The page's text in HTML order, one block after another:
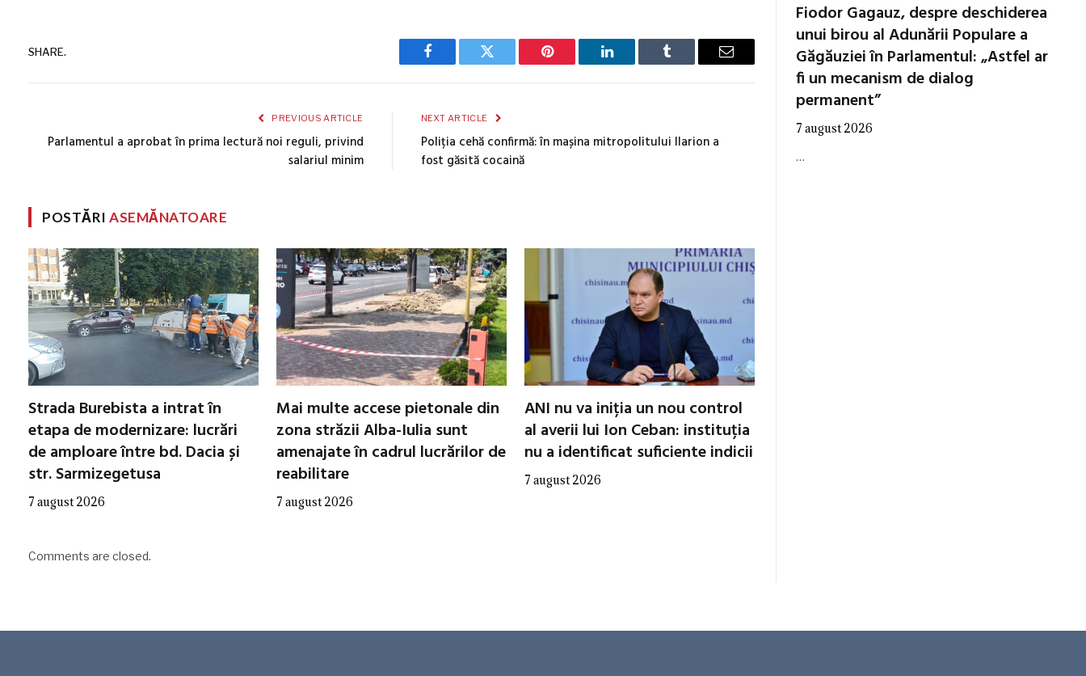
SHARE.
Facebook Twitter Pinterest LinkedIn Tumblr Email
PREVIOUS ARTICLE
Parlamentul a aprobat în prima lectură noi reguli, privind
salariul minim
NEXT ARTICLE
Poliția cehă confirmă: în mașina mitropolitului Ilarion a
fost găsită cocaină
POSTĂRIASEMĂNATOARE
Strada Burebista a intrat în
etapa de modernizare: lucrări
de amploare între bd. Dacia și
str. Sarmizegetusa
7 august 2026
Mai multe accese pietonale din
zona străzii Alba-Iulia sunt
amenajate în cadrul lucrărilor de
reabilitare
7 august 2026
ANI nu va iniția un nou control
al averii lui Ion Ceban: instituția
nu a identificat suficiente indicii
7 august 2026
Comments are closed.
Fiodor Gagauz, despre deschiderea
unui birou al Adunării Populare a
Găgăuziei în Parlamentul: „Astfel ar
fi un mecanism de dialog
permanent”
7 august 2026
…